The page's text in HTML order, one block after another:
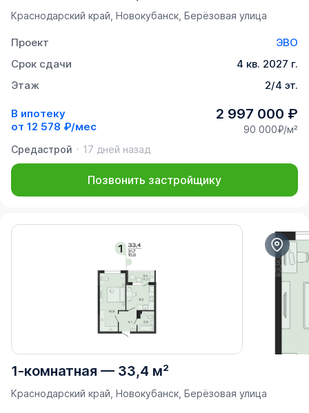
Краснодарский край, Новокубанск, Берёзовая улица
Проект
ЭВО
Срок сдачи
4 кв. 2027 г.
Этаж
2/4 эт.
В ипотеку
от 12 578 ₽/мес
2 997 000 ₽
90 000₽/м²
Средастрой
17 дней назад
Позвонить застройщику
1-комнатная — 33,4 м²
Краснодарский край, Новокубанск, Берёзовая улица